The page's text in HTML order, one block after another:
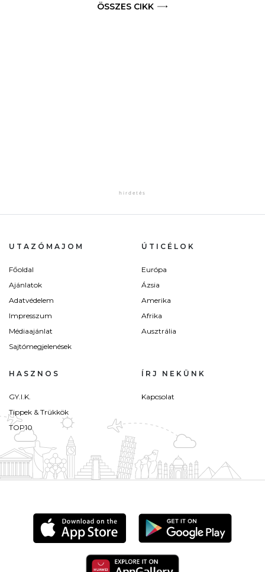
ÖSSZES CIKK
UTAZÓMAJOM
Főoldal
Ajánlatok
Adatvédelem
Impresszum
Médiaajánlat
Sajtómegjelenések
ÚTICÉLOK
Európa
Ázsia
Amerika
Afrika
Ausztrália
HASZNOS
GY.I.K.
Tippek & Trükkök
TOP10
ÍRJ NEKÜNK
Kapcsolat